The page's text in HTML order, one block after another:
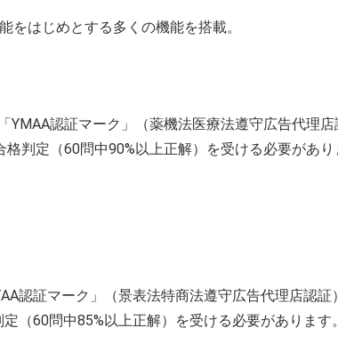
をはじめとする多くの機能を搭載。
認証マーク」（薬機法医療法遵守広告代理
判定（60問中90%以上正解）を受ける必要があり
認証マーク」（景表法特商法遵守広告代理店認
（60問中85%以上正解）を受ける必要があります。